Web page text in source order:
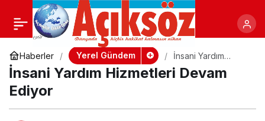
Haberler Yerel Gündem
İnsani Yardım
Hizmetleri Devam
Ediyor
İnsani Yardım Hizmetleri Devam
Ediyor
İnsani Yardım Hizmetleri
Devam Ediyor
Paylaş